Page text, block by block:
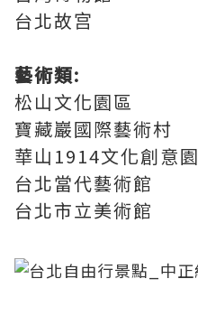
台北故宫
藝術類:
松山文化園區
寶藏巖國際藝術村
華山1914文化創意園
台北當代藝術館
台北市立美術館